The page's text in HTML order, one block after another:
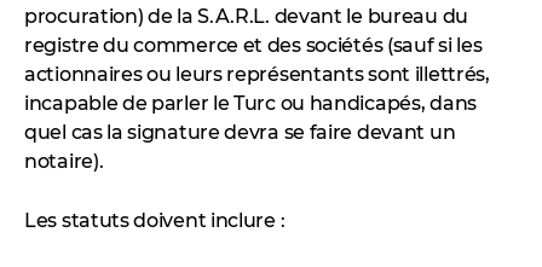
procuration) de la S.A.R.L. devant le bureau du
registre du commerce et des sociétés (sauf si les
actionnaires ou leurs représentants sont illettrés,
incapable de parler le Turc ou handicapés, dans
quel cas la signature devra se faire devant un
notaire).
Les statuts doivent inclure :